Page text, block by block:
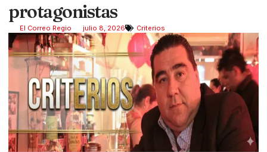
protagonistas
El Correo Regio julio 8, 2026 Criterios